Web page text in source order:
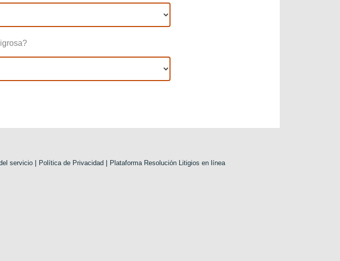
servicio | Política de Privacidad | Plataforma Resolución Litigios en línea